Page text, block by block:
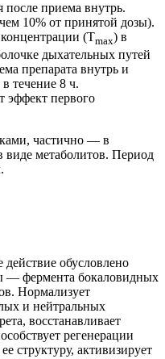
после приема внутрь.
10% от принятой дозы).
(Tmax) в
дыхательных путей
препарата внутрь и
течение 8 ч.
эффект первого
частично — в
метаболитов. Период
обусловлено
— фермента бокаловидных
Нормализует
и нейтральных
восстанавливает
регенерации
структуру, активизирует